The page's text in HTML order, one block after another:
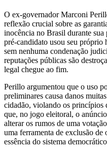
O ex-governador Marconi
reflexão crucial sobre as
inocência no Brasil durante
pré-candidato usou seu próprio
sem nenhuma condenação
reputações públicas são
legal chegue ao fim.
Perillo argumentou que o uso
preliminares causa danos
cidadão, violando os princípios
que, no jogo eleitoral, o
alterar os rumos de uma
uma ferramenta de exclusão de
essência do sistema